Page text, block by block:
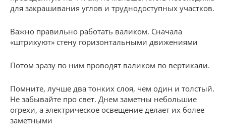
для закрашивания углов и труднодоступных участков.
Важно правильно работать валиком. Сначала
«штрихуют» стену горизонтальными движениями
Потом зразу по ним проводят валиком по вертикали.
Помните, лучше два тонких слоя, чем один и толстый.
Не забывайте про свет. Днем заметны небольшие
огрехи, а электрическое освещение делает их более
заметными